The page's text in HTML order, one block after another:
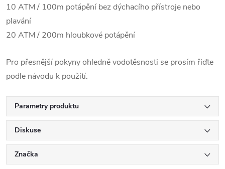
10 ATM / 100m potápění bez dýchacího přístroje nebo
plavání
20 ATM / 200m hloubkové potápění
Pro přesnější pokyny ohledně vodotěsnosti se prosím řiďte
podle návodu k použití.
Parametry produktu
Diskuse
Značka